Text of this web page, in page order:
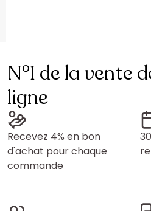
N°1 de la vente
ligne
Recevez 4% en bon
d'achat pour chaque
commande